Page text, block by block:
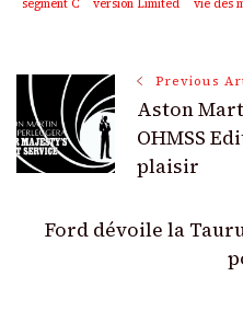
segment C
version Limited vie des
Post
Navigation
Previous
Aston
OHMSS
plaisir
Ford dévoile la